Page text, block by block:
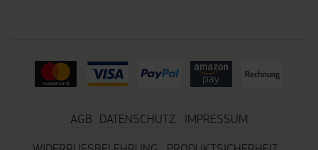
AGB DATENSCHUTZ
IMPRESSUM